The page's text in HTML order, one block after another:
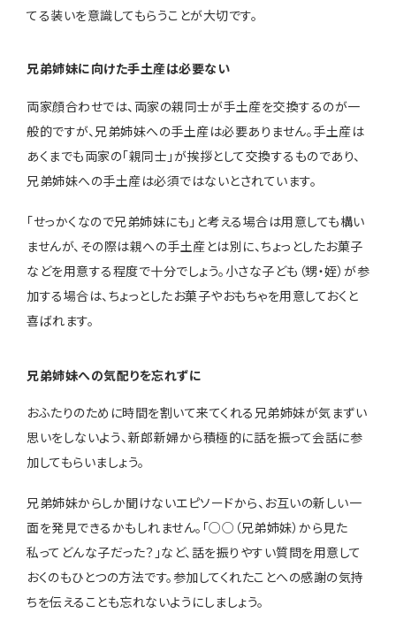
てる装いを意識してもらうことが大切です。
兄弟姉妹に向けた手土産は必要ない
両家顔合わせでは、両家の親同士が手土産を交換するのが一
般的ですが、兄弟姉妹への手土産は必要ありません。手土産は
あくまでも両家の「親同士」が挨拶として交換するものであり、
兄弟姉妹への手土産は必須ではないとされています。
「せっかくなので兄弟姉妹にも」と考える場合は用意しても構い
ませんが、その際は親への手土産とは別に、ちょっとしたお菓子
などを用意する程度で十分でしょう。小さな子ども（甥・姪）が参
加する場合は、ちょっとしたお菓子やおもちゃを用意しておくと
喜ばれます。
兄弟姉妹への気配りを忘れずに
おふたりのために時間を割いて来てくれる兄弟姉妹が気まずい
思いをしないよう、新郎新婦から積極的に話を振って会話に参
加してもらいましょう。
兄弟姉妹からしか聞けないエピソードから、お互いの新しい一
面を発見できるかもしれません。「○○（兄弟姉妹）から見た
私ってどんな子だった？」など、話を振りやすい質問を用意して
おくのもひとつの方法です。参加してくれたことへの感謝の気持
ちを伝えることも忘れないようにしましょう。